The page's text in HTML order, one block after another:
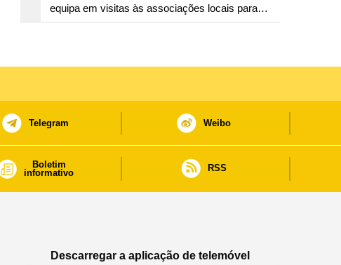
equipa em visitas às associações locais para
consolidar consensos e promover os trabalhos
Telegram Weibo
Boletim
informativo
RSS
Descarregar a aplicação de telemóvel